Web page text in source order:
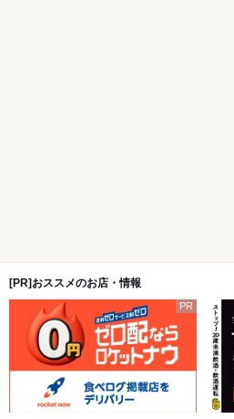
[PR]おススメのお店・情報
PR